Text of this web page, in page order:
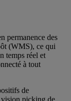
permanence des
(WMS), ce qui
temps réel et
à tout
de